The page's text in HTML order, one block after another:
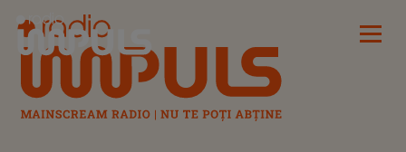
Radio Impuls